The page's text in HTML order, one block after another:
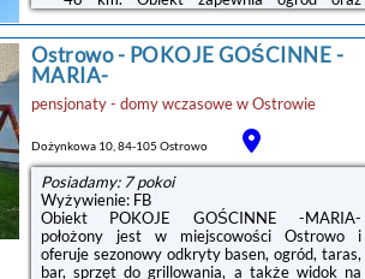
bezpłatny prywatny parking. W okolicy w
odległości 700 m znajduje się Plaża w
Ostrowie.W domu wakacyjnym zapewniono
taras, sypialnię (1), salon z telewizorem z
płaskim ekranem, aneks kuchenny ze
standardowym wyposażeniem, takim jak
lodówka i zmywarka, a także kilka łazienek (2)
z prysznicem. Goście mogą podziwiać widok
na ogród.Odległość ...
Ostrowo- POKOJE GOŚCINNE -
MARIA-
pensjonaty - domy wczasowewOstrowie
Dożynkowa 10, 84-105 Ostrowo
Posiadamy: 7 pokoi
Wyżywienie: FB
Obiekt POKOJE GOŚCINNE -MARIA-
położony jest w miejscowości Ostrowo i
oferuje sezonowy odkryty basen, ogród, taras,
bar, sprzęt do grillowania, a także widok na